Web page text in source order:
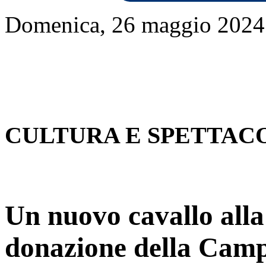
Domenica, 26 maggio 2024
CULTURA E
Un nuovo cavallo
donazione della